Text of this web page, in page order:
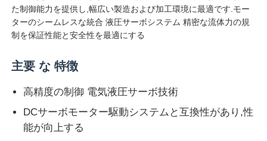
た制御能力を提供し,幅広い製造および加工環境に最適です.モー
ターのシームレスな統合 液圧サーボシステム 精密な流体力の規
制を保証性能と安全性を最適にする
主要 な 特徴
高精度の制御 電気液圧サーボ技術
DCサーボモーター駆動システムと互換性があり,性
能が向上する